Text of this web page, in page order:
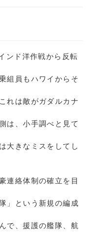
ンド洋作戦から反転
組員もハワイからそ
れは敵がガダルカナ
は、小手調べと見て
大きなミスをしてし
連絡体制の確立を目
」という新規の編成
で、援護の艦隊、航